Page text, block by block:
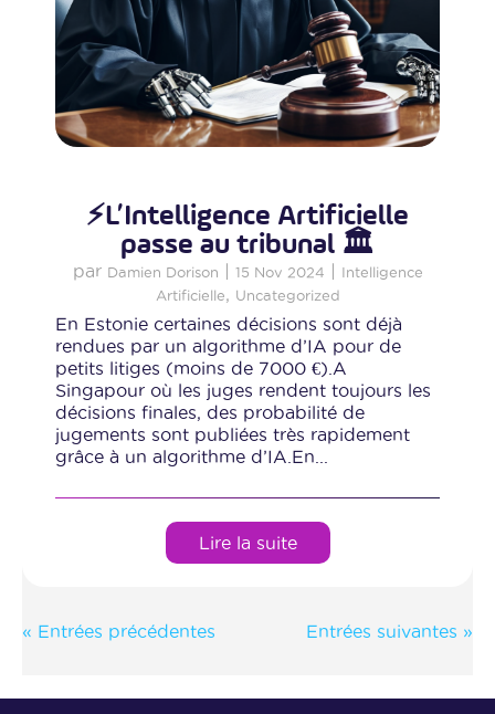
⚡L’Intelligence Artificielle
passe au tribunal 🏛️
par Damien Dorison 15 Nov 2024
Intelligence
Artificielle, Uncategorized
En Estonie certaines décisions sont déjà
rendues par un algorithme d’IA pour de
petits litiges (moins de 7000 €).A
Singapour où les juges rendent toujours les
décisions finales, des probabilité de
jugements sont publiées très rapidement
grâce à un algorithme d’IA.En...
Lire la suite
« Entrées précédentes Entrées suivantes »